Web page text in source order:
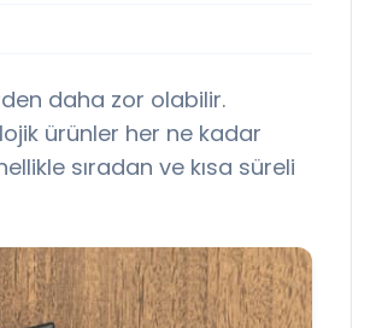
daha zor olabilir.
ürünler her ne kadar
sıradan ve kısa süreli